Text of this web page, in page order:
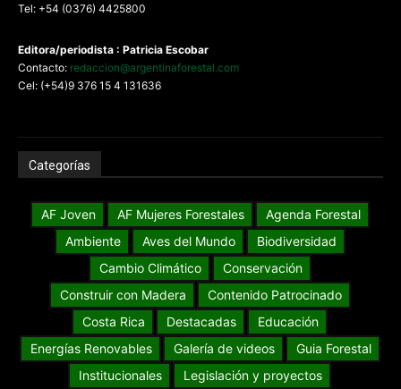
Tel: +54 (0376) 4425800
Editora/periodista : Patricia Escobar
Contacto: redaccion@argentinaforestal.com
Cel: (+54)9 376 15 4 131636
Categorías
AF Joven AF Mujeres Forestales
Agenda Forestal
Ambiente
Aves del Mundo
Biodiversidad
Cambio Climático
Conservación
Construir con Madera
Contenido Patrocinado
Costa Rica
Destacadas
Educación
Energías Renovables
Galería de videos
Guia Forestal
Institucionales
Legislación y proyectos